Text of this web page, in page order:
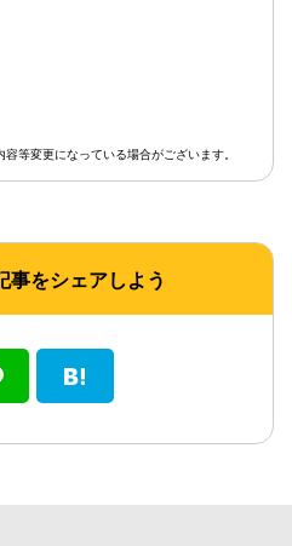
等変更になっている場合がございます。
事をシェアしよう